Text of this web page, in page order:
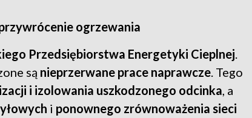
ogrzewania
Przedsiębiorstwa Energetyki Cieplnej
są nieprzerwane prace naprawcze . Tego
i izolowania uszkodzonego odcinka , a
i ponownego zrównoważenia sieci